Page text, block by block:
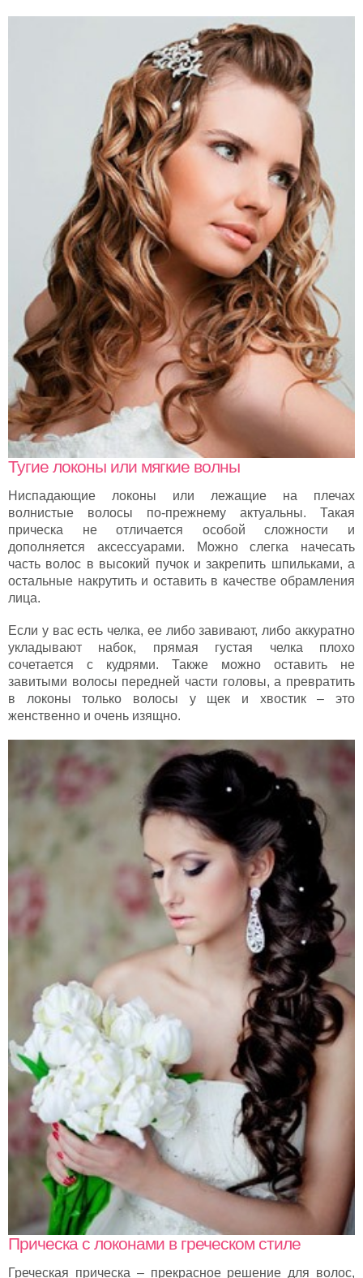
Тугие локоны или мягкие волны
Ниспадающие локоны или лежащие на плечах
волнистые волосы по-прежнему актуальны. Такая
прическа не отличается особой сложности и
дополняется аксессуарами. Можно слегка начесать
часть волос в высокий пучок и закрепить шпильками, а
остальные накрутить и оставить в качестве обрамления
лица.
Если у вас есть челка, ее либо завивают, либо аккуратно
укладывают набок, прямая густая челка плохо
сочетается с кудрями. Также можно оставить не
завитыми волосы передней части головы, а превратить
в локоны только волосы у щек и хвостик – это
женственно и очень изящно.
Прическа с локонами в греческом стиле
Греческая прическа – прекрасное решение для волос,